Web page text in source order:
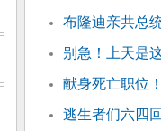
布隆迪亲共总
别急！上天是
献身死亡职位
逃生者们六四